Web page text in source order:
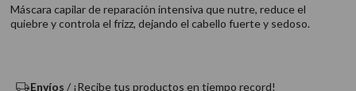
Máscara capilar de reparación intensiva que nutre, reduce el
quiebre y controla el frizz, dejando el cabello fuerte y sedoso.
Envíos / ¡Recibe tus productos en tiempo record!
9. acondicionador